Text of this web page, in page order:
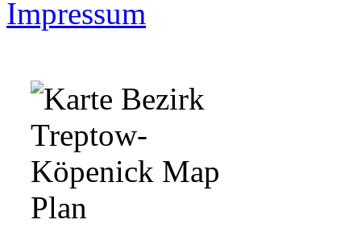
Impressum